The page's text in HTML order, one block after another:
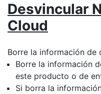
Desvincular
Cloud
Borre la información de
Borre la información
este producto o de
Si borra la